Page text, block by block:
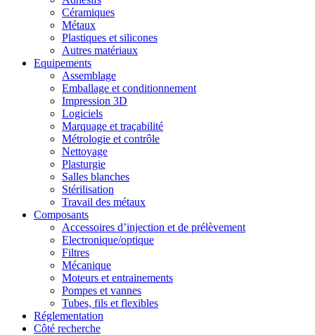
Céramiques
Métaux
Plastiques et silicones
Autres matériaux
Equipements
Assemblage
Emballage et conditionnement
Impression 3D
Logiciels
Marquage et traçabilité
Métrologie et contrôle
Nettoyage
Plasturgie
Salles blanches
Stérilisation
Travail des métaux
Composants
Accessoires d’injection et de prélèvement
Electronique/optique
Filtres
Mécanique
Moteurs et entrainements
Pompes et vannes
Tubes, fils et flexibles
Réglementation
Côté recherche